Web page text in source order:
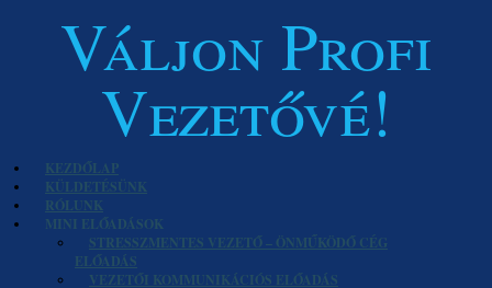
Váljon Profi
Vezetővé!
KEZDŐLAP
KÜLDETÉSÜNK
RÓLUNK
MINI ELŐADÁSOK
STRESSZMENTES VEZETŐ – ÖNMŰKÖDŐ CÉG
ELŐADÁS
VEZETŐI KOMMUNIKÁCIÓS ELŐADÁS